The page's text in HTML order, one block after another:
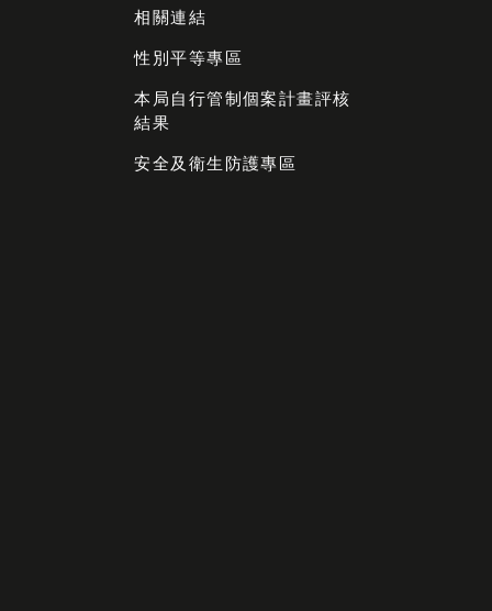
相關連結
性別平等專區
本局自行管制個案計畫評核
結果
安全及衛生防護專區